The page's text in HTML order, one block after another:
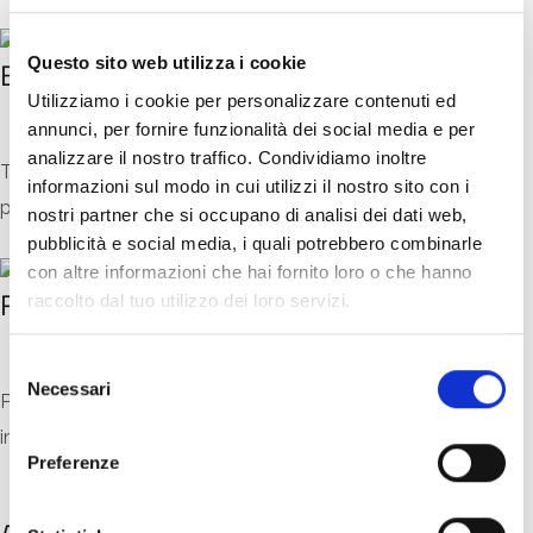
Questo sito web utilizza i cookie
Utilizziamo i cookie per personalizzare contenuti ed
annunci, per fornire funzionalità dei social media e per
analizzare il nostro traffico. Condividiamo inoltre
informazioni sul modo in cui utilizzi il nostro sito con i
nostri partner che si occupano di analisi dei dati web,
pubblicità e social media, i quali potrebbero combinarle
con altre informazioni che hai fornito loro o che hanno
raccolto dal tuo utilizzo dei loro servizi.
e
Necessari
Preferenze
Estetica realistica
Textures ad altissima definizione dall’aspetto realistico
perfetto per tutti gli stili.
Facilità di posa
Pavimenti flottanti con incastro a clic semplici e veloci da
installare.